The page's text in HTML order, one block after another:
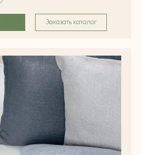
Заказать каталог